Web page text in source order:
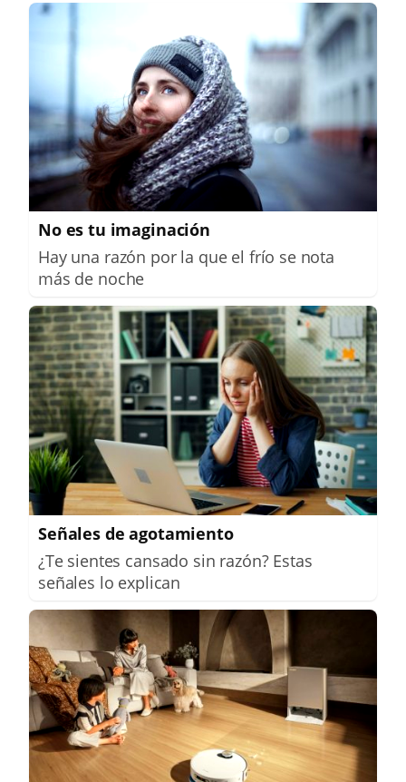
No es tu imaginación
Hay una razón por la que el frío se nota
más de noche
Señales de agotamiento
¿Te sientes cansado sin razón? Estas
señales lo explican